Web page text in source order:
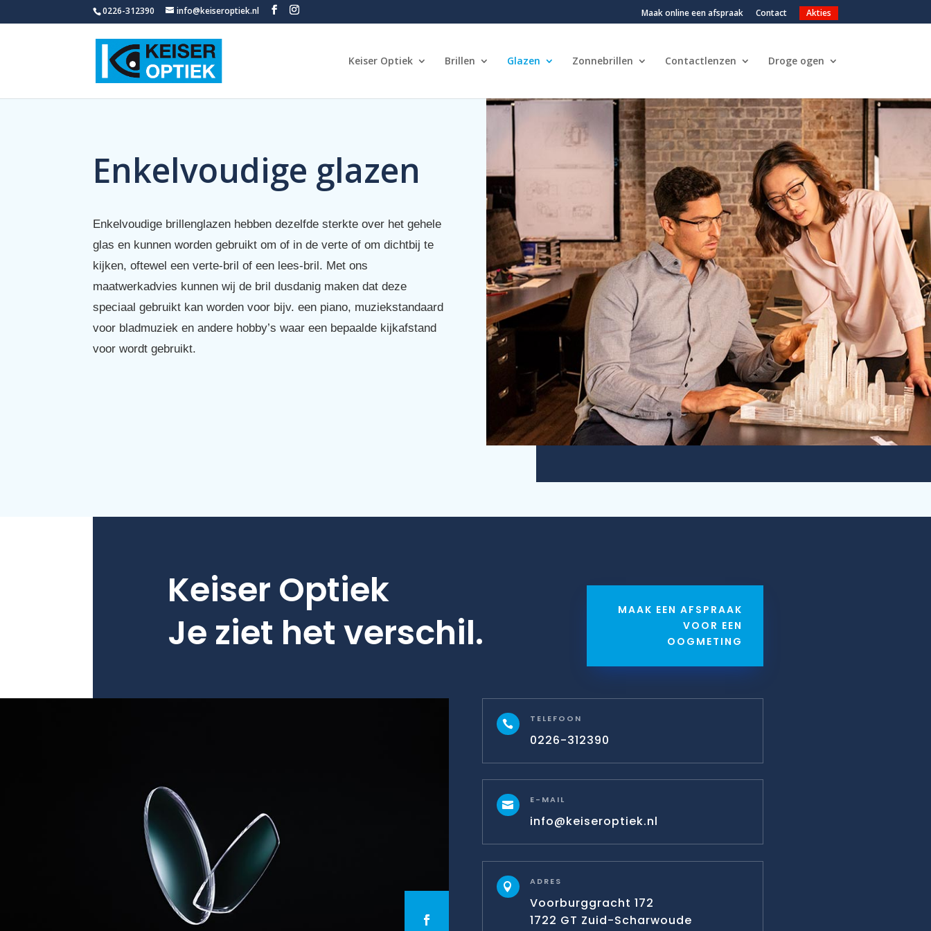
0226-312390 info@keiseroptiek.nl Maak online een afspraak Contact Akties
Keiser Optiek Brillen Glazen Zonnebrillen Contactlenzen Droge ogen
Enkelvoudige glazen
Enkelvoudige brillenglazen hebben dezelfde sterkte over het gehele
glas en kunnen worden gebruikt om of in de verte of om dichtbij te
kijken, oftewel een verte-bril of een lees-bril. Met ons
maatwerkadvies kunnen wij de bril dusdanig maken dat deze
speciaal gebruikt kan worden voor bijv. een piano, muziekstandaard
voor bladmuziek en andere hobby’s waar een bepaalde kijkafstand
voor wordt gebruikt.
Keiser Optiek
Je ziet het verschil.
MAAK EEN AFSPRAAK
VOOR EEN
OOGMETING
 TELEFOON
0226-312390
 E-MAIL
info@keiseroptiek.nl
 ADRES
Voorburggracht 172
1722 GT Zuid-Scharwoude